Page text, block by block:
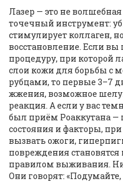
Лазер — это не
точечный инструмент:
стимулирует коллаген,
восстановление. Если
процедуру, при которой
слои кожи для борьбы с
рубцами, то первые 3–7
жжения, возможное
реакция. А если у вас
был приём Роаккутана —
состояния и факторы,
вызвать ожоги,
повреждения
правилом выживания.
Они говорят: «Подумайте,